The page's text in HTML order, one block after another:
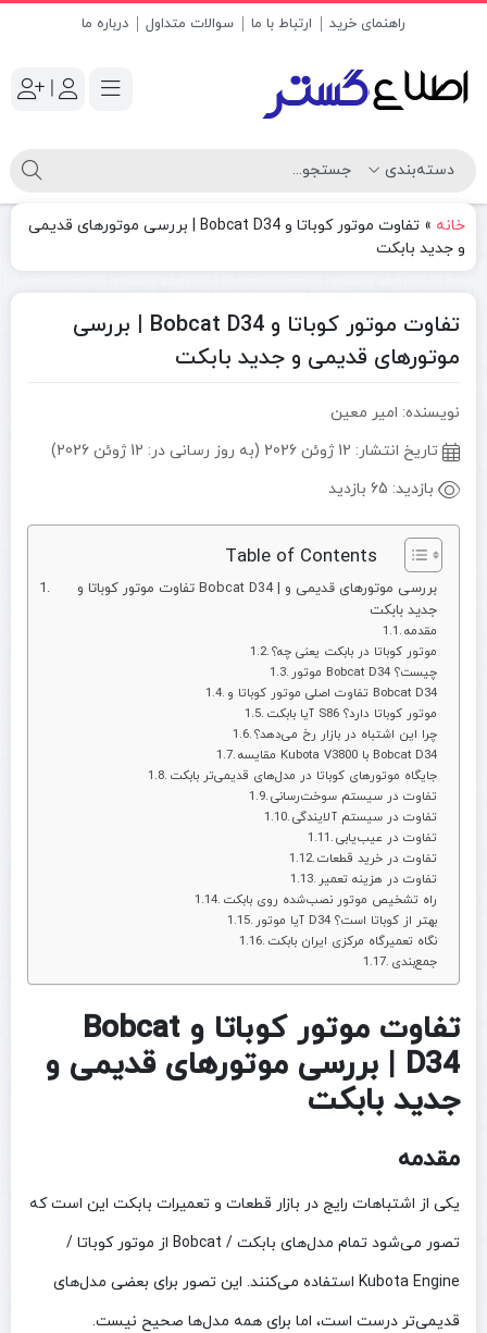
راهنمای خرید ارتباط با ما سوالات متداول درباره ما
|
خانه »
تفاوت موتور کوباتا و Bobcat D34 | بررسی موتورهای قدیمی
و جدید بابکت
تفاوت موتور کوباتا و Bobcat D34 | بررسی
موتورهای قدیمی و جدید بابکت
نویسنده: امیر معین
تاریخ انتشار: 12 ژوئن 2026 (به روز رسانی در: 12 ژوئن 2026)
بازدید: 65 بازدید
Table of Contents
تفاوت موتور کوباتا و Bobcat D34 | بررسی موتورهای قدیمی و
جدید بابکت
مقدمه
موتور کوباتا در بابکت یعنی چه؟
موتور Bobcat D34 چیست؟
تفاوت اصلی موتور کوباتا و Bobcat D34
آیا بابکت S86 موتور کوباتا دارد؟
چرا این اشتباه در بازار رخ می‌دهد؟
مقایسه Kubota V3800 با Bobcat D34
جایگاه موتورهای کوباتا در مدل‌های قدیمی‌تر بابکت
تفاوت در سیستم سوخت‌رسانی
تفاوت در سیستم آلایندگی
تفاوت در عیب‌یابی
تفاوت در خرید قطعات
تفاوت در هزینه تعمیر
راه تشخیص موتور نصب‌شده روی بابکت
آیا موتور D34 بهتر از کوباتا است؟
نگاه تعمیرگاه مرکزی ایران بابکت
جمع‌بندی
تفاوت موتور کوباتا و Bobcat
D34 | بررسی موتورهای قدیمی و
جدید بابکت
مقدمه
یکی از اشتباهات رایج در بازار قطعات و تعمیرات بابکت این است که
تصور می‌شود تمام مدل‌های بابکت / Bobcat از موتور کوباتا /
Kubota Engine استفاده می‌کنند. این تصور برای بعضی مدل‌های
قدیمی‌تر درست است، اما برای همه مدل‌ها صحیح نیست.